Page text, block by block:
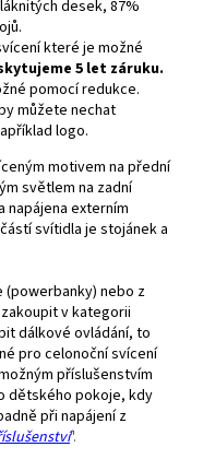
desek, 87%
které je možné
5 let záruku.
pomocí redukce.
můžete nechat
logo.
motivem na přední
světlem na zadní
a napájena externím
svítidla je stojánek a
(powerbanky) nebo z
v kategorii
dálkové ovládání, to
pro celonoční svícení
příslušenstvím
dětského pokoje, kdy
při napájení z
".